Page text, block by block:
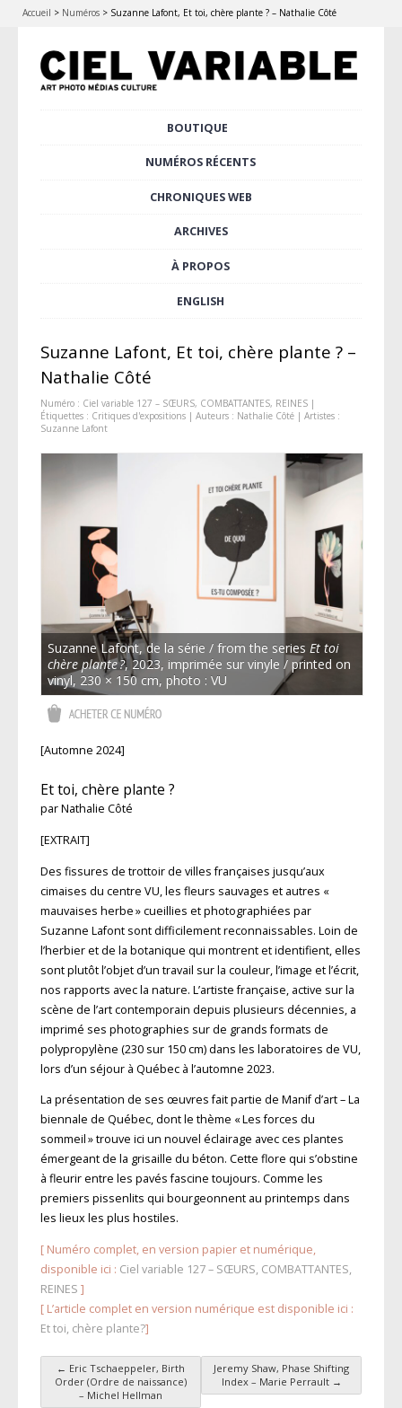
Accueil > Numéros > Suzanne Lafont, Et toi, chère plante ? – Nathalie Côté
BOUTIQUE
NUMÉROS RÉCENTS
CHRONIQUES WEB
ARCHIVES
À PROPOS
ENGLISH
Suzanne Lafont, Et toi, chère plante ? –
Nathalie Côté
Numéro : Ciel variable 127 – SŒURS, COMBATTANTES, REINES|
Étiquettes : Critiques d'expositions| Auteurs : Nathalie Côté| Artistes :
Suzanne Lafont
Suzanne Lafont, de la série / from the series Et toi
chère plante ?, 2023, imprimée sur vinyle / printed on
vinyl, 230 × 150 cm, photo : VU
[Automne 2024]
Et toi, chère plante ?
par Nathalie Côté
[EXTRAIT]
Des fissures de trottoir de villes françaises jusqu’aux
cimaises du centre VU, les fleurs sauvages et autres «
mauvaises herbe » cueillies et photographiées par
Suzanne Lafont sont difficilement reconnaissables. Loin de
l’herbier et de la botanique qui montrent et identifient, elles
sont plutôt l’objet d’un travail sur la couleur, l’image et l’écrit,
nos rapports avec la nature. L’artiste française, active sur la
scène de l’art contemporain depuis plusieurs décennies, a
imprimé ses photographies sur de grands formats de
polypropylène (230 sur 150 cm) dans les laboratoires de VU,
lors d’un séjour à Québec à l’automne 2023.
La présentation de ses œuvres fait partie de Manif d’art – La
biennale de Québec, dont le thème « Les forces du
sommeil » trouve ici un nouvel éclairage avec ces plantes
émergeant de la grisaille du béton. Cette flore qui s’obstine
à fleurir entre les pavés fascine toujours. Comme les
premiers pissenlits qui bourgeonnent au printemps dans
les lieux les plus hostiles.
[ Numéro complet, en version papier et numérique,
disponible ici : Ciel variable 127 – SŒURS, COMBATTANTES,
REINES ]
[ L’article complet en version numérique est disponible ici :
Et toi, chère plante?]
Navigation des articles
← Eric Tschaeppeler, Birth
Order (Ordre de naissance)
– Michel Hellman
Jeremy Shaw, Phase Shifting
Index – Marie Perrault →